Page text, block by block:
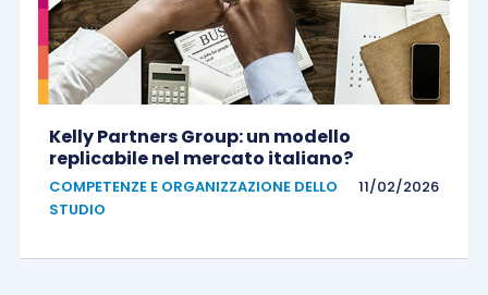
Kelly Partners Group: un modello
replicabile nel mercato italiano?
COMPETENZE E ORGANIZZAZIONE DELLO
STUDIO
11/02/2026